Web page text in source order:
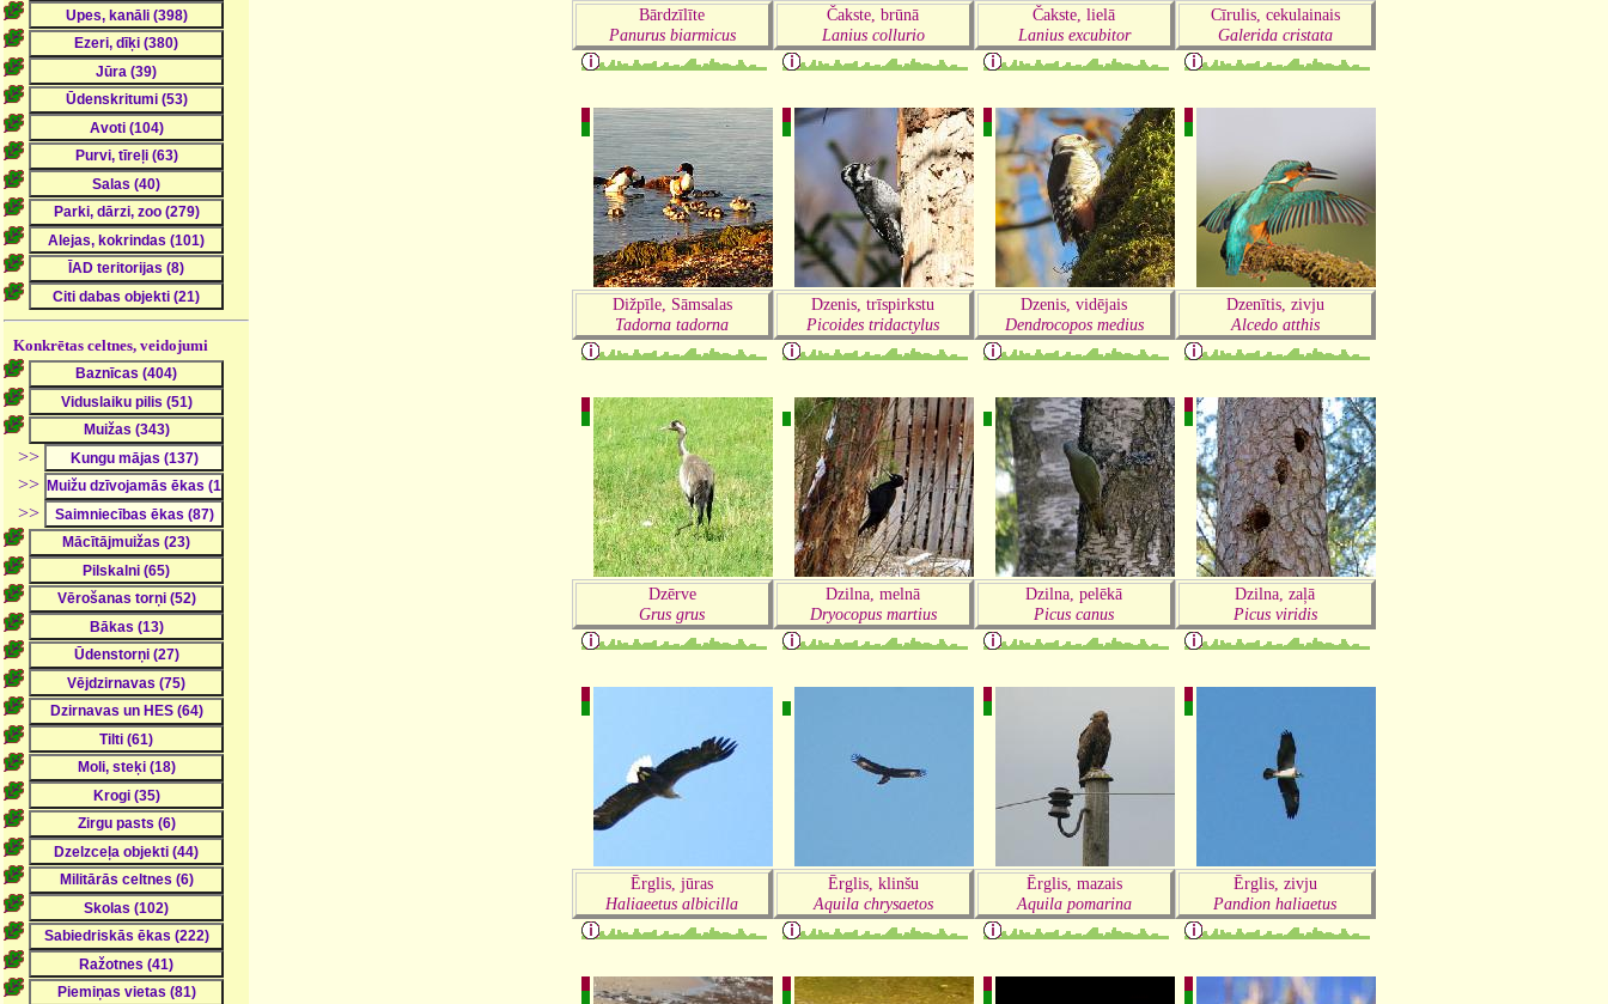
Konkrētas celtnes, veidojumi
>>
>>
>>
Bārdzīlīte
Panurus biarmicus
Čakste, brūnā
Lanius collurio
Čakste, lielā
Lanius excubitor
Cīrulis, cekulainais
Galerida cristata
Dižpīle, Sāmsalas
Tadorna tadorna
Dzenis, trīspirkstu
Picoides tridactylus
Dzenis, vidējais
Dendrocopos medius
Dzenītis, zivju
Alcedo atthis
Dzērve
Grus grus
Dzilna, melnā
Dryocopus martius
Dzilna, pelēkā
Picus canus
Dzilna, zaļā
Picus viridis
Ērglis, jūras
Haliaeetus albicilla
Ērglis, klinšu
Aquila chrysaetos
Ērglis, mazais
Aquila pomarina
Ērglis, zivju
Pandion haliaetus